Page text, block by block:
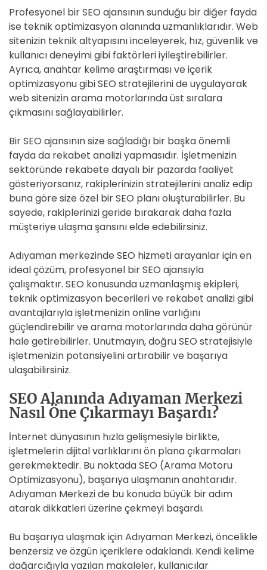
Profesyonel bir SEO ajansının sunduğu bir diğer fayda
ise teknik optimizasyon alanında uzmanlıklarıdır. Web
sitenizin teknik altyapısını inceleyerek, hız, güvenlik ve
kullanıcı deneyimi gibi faktörleri iyileştirebilirler.
Ayrıca, anahtar kelime araştırması ve içerik
optimizasyonu gibi SEO stratejilerini de uygulayarak
web sitenizin arama motorlarında üst sıralara
çıkmasını sağlayabilirler.
Bir SEO ajansının size sağladığı bir başka önemli
fayda da rekabet analizi yapmasıdır. İşletmenizin
sektöründe rekabete dayalı bir pazarda faaliyet
gösteriyorsanız, rakiplerinizin stratejilerini analiz edip
buna göre size özel bir SEO planı oluşturabilirler. Bu
sayede, rakiplerinizi geride bırakarak daha fazla
müşteriye ulaşma şansını elde edebilirsiniz.
Adıyaman merkezinde SEO hizmeti arayanlar için en
ideal çözüm, profesyonel bir SEO ajansıyla
çalışmaktır. SEO konusunda uzmanlaşmış ekipleri,
teknik optimizasyon becerileri ve rekabet analizi gibi
avantajlarıyla işletmenizin online varlığını
güçlendirebilir ve arama motorlarında daha görünür
hale getirebilirler. Unutmayın, doğru SEO stratejisiyle
işletmenizin potansiyelini artırabilir ve başarıya
ulaşabilirsiniz.
SEO Alanında Adıyaman Merkezi
Nasıl Öne Çıkarmayı Başardı?
İnternet dünyasının hızla gelişmesiyle birlikte,
işletmelerin dijital varlıklarını ön plana çıkarmaları
gerekmektedir. Bu noktada SEO (Arama Motoru
Optimizasyonu), başarıya ulaşmanın anahtarıdır.
Adıyaman Merkezi de bu konuda büyük bir adım
atarak dikkatleri üzerine çekmeyi başardı.
Bu başarıya ulaşmak için Adıyaman Merkezi, öncelikle
benzersiz ve özgün içeriklere odaklandı. Kendi kelime
dağarcığıyla yazılan makaleler, kullanıcılar